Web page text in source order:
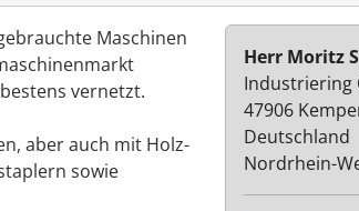
Maschinen
vernetzt.
aber auch mit Holz-
sowie
Herr Moritz
Industriering
47906
Deutschland
Nordrhein-